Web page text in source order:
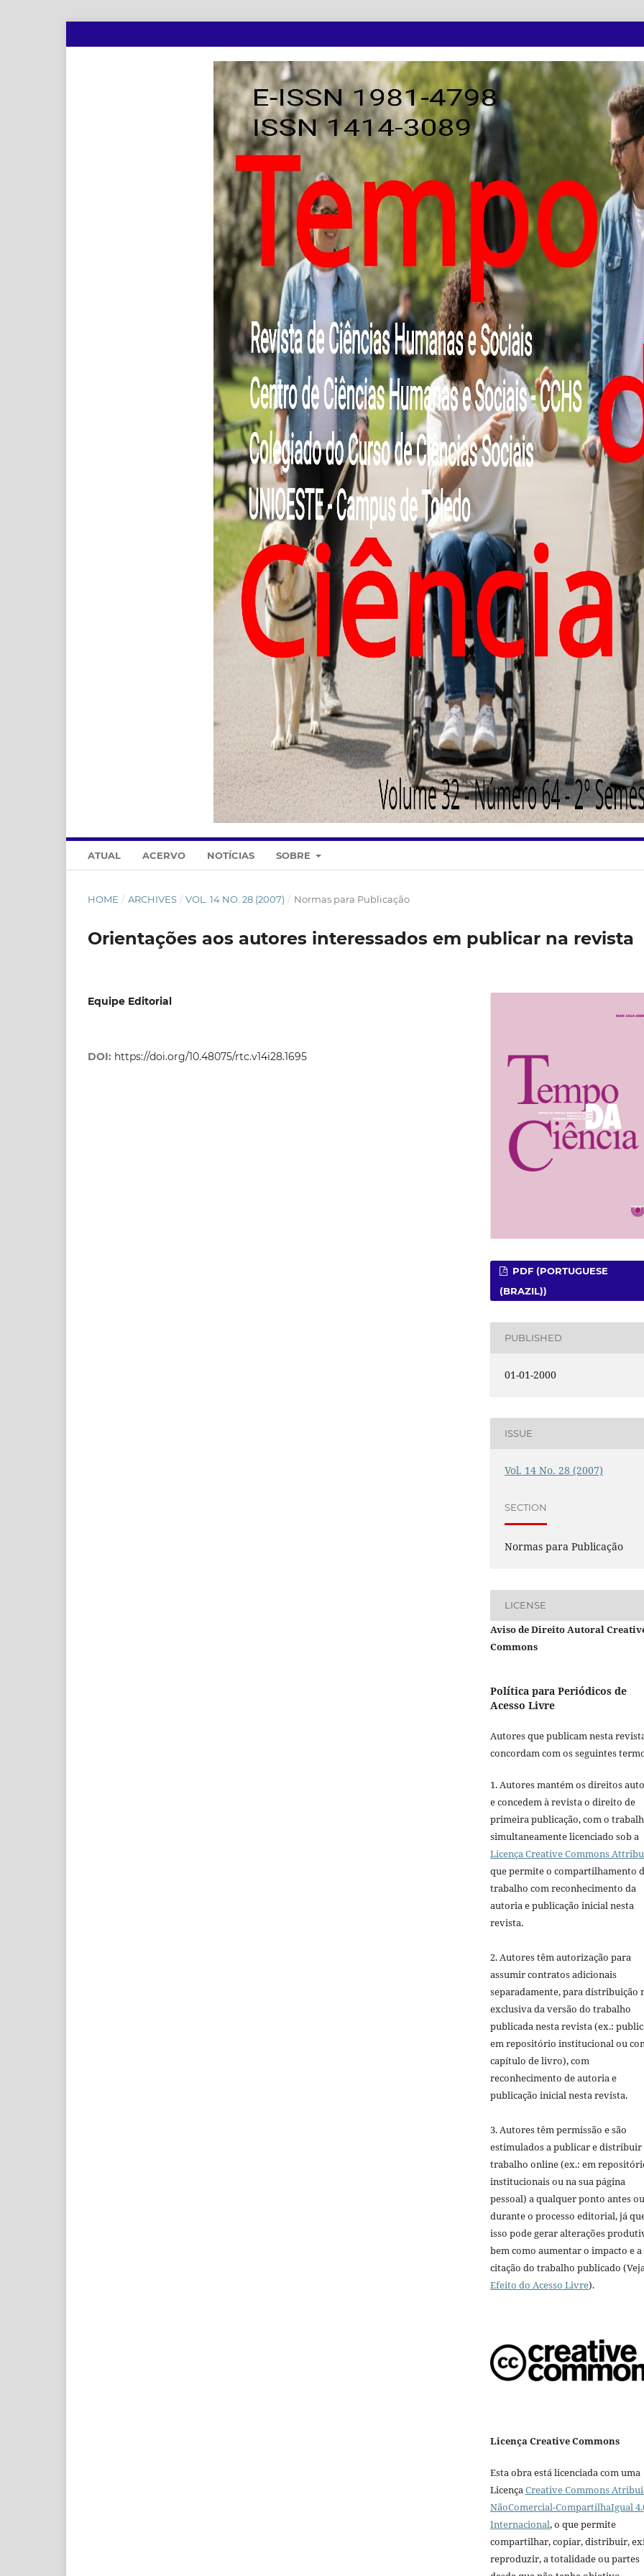
ATUAL ACERVO NOTÍCIAS SOBRE
HOME / ARCHIVES / VOL. 14 NO. 28 (2007) / Normas para Publicação
Orientações aos autores interessados em publicar na revista
Equipe Editorial
DOI: https://doi.org/10.48075/rtc.v14i28.1695
PDF (PORTUGUESE
(BRAZIL))
PUBLISHED
01-01-2000
ISSUE
Vol. 14 No. 28 (2007)
SECTION
Normas para Publicação
LICENSE
Aviso de Direito Autoral
Commons
Política para Periódicos de
Acesso Livre
Autores que publicam nesta
concordam com os seguintes
1. Autores mantém os direitos
e concedem à revista o direito de
primeira publicação, com o
simultaneamente licenciado sob a
Licença Creative Commons
que permite o compartilhamento
trabalho com reconhecimento da
autoria e publicação inicial nesta
revista.
2. Autores têm autorização para
assumir contratos adicionais
separadamente, para distribuição
exclusiva da versão do trabalho
publicada nesta revista (ex.:
em repositório institucional ou
capítulo de livro), com
reconhecimento de autoria e
publicação inicial nesta revista.
3. Autores têm permissão e são
estimulados a publicar e distribuir
trabalho online (ex.: em
institucionais ou na sua página
pessoal) a qualquer ponto antes ou
durante o processo editorial, já
isso pode gerar alterações
bem como aumentar o impacto e a
citação do trabalho publicado
Efeito do Acesso Livre).
Licença Creative Commons
Esta obra está licenciada com uma
LicençaCreative Commons
NãoComercial-CompartilhaIgual
Internacional, o que permite
compartilhar, copiar, distribuir,
reproduzir, a totalidade ou partes